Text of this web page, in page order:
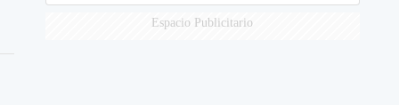
Espacio Publicitario